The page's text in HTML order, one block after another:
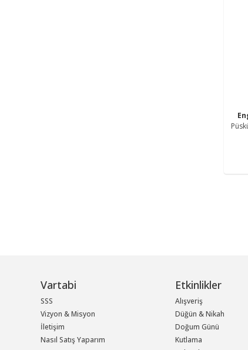
Vartabi
SSS
Vizyon & Misyon
İletişim
Nasıl Satış Yaparım
Etkinlikler
Alışveriş
Düğün & Nikah
Doğum Günü
Kutlama